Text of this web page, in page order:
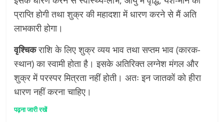
प्राप्ति होगी तथा शुक्र की महादशा में धारण करने से मैं अति
लाभकारी होगा।
वृश्चिकराशि के लिए शुक्र व्यय भाव तथा सप्तम भाव (कारक-
स्थान) का स्वामी होता है। इसके अतिरिक्त लग्नेश मंगल और
शुक्र में परस्पर मित्रता नहीं होती। अतः इन जातकों को हीरा
धारण नहीं करना चाहिए।
पढ़ना जारी रखें